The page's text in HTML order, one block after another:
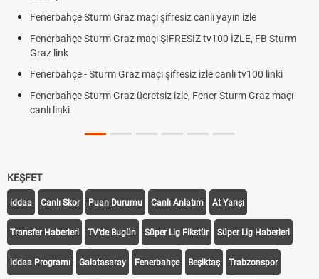
Fenerbahçe Sturm Graz maçı şifresiz canlı yayın izle
Fenerbahçe Sturm Graz maçı ŞİFRESİZ tv100 İZLE, FB Sturm
Graz link
Fenerbahçe - Sturm Graz maçı şifresiz izle canlı tv100 linki
Fenerbahçe Sturm Graz ücretsiz izle, Fener Sturm Graz maçı
canlı linki
KEŞFET
iddaa Canlı Skor Puan Durumu Canlı Anlatım At Yarışı
Transfer Haberleri TV'de Bugün Süper Lig Fikstür Süper Lig Haberleri
iddaa Programı Galatasaray Fenerbahçe Beşiktaş Trabzonspor